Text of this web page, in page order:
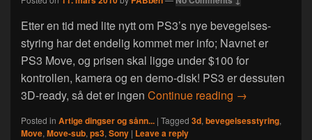
Etter en tid med lite nytt om PS3’s nye bevegelses-
styring har det endelig kommet mer info; Navnet er
PS3 Move, og prisen skal ligge under $100 for
kontrollen, kamera og en demo-disk! PS3 er dessuten
3D-ready, så det er ingen Continue reading PS3 Move i år!
→
Posted in Artige dingser og sånn... | Tagged 3d, bevegelsesstyring,
Move, Move-sub, ps3, Sony | Leave a reply